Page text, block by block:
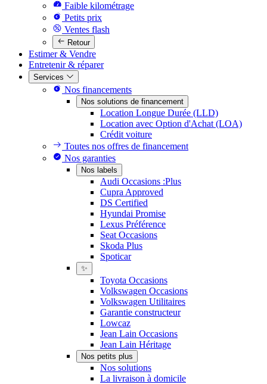
Faible kilométrage
Petits prix
Ventes flash
Retour
Estimer & Vendre
Entretenir & réparer
Services
Nos financements
Nos solutions de financement
Location Longue Durée (LLD)
Location avec Option d'Achat (LOA)
Crédit voiture
Toutes nos offres de financement
Nos garanties
Nos labels
Audi Occasions :Plus
Cupra Approved
DS Certified
Hyundai Promise
Lexus Préférence
Seat Occasions
Skoda Plus
Spoticar
✨
Toyota Occasions
Volkswagen Occasions
Volkswagen Utilitaires
Garantie constructeur
Lowcaz
Jean Lain Occasions
Jean Lain Héritage
Nos petits plus
Nos solutions
La livraison à domicile